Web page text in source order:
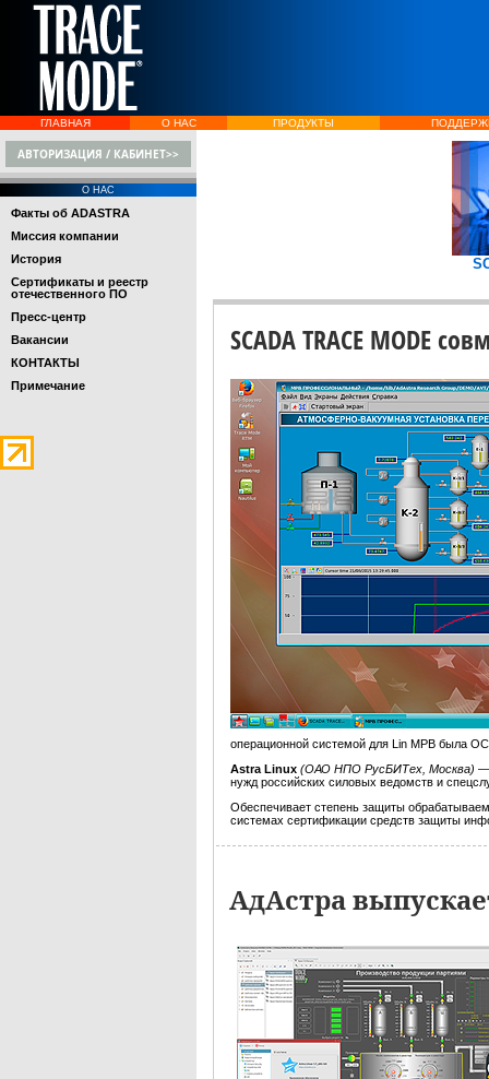
ГЛАВНАЯ О НАС ПРОДУКТЫ
АВТОРИЗАЦИЯ / КАБИНЕТ>>
О НАС
Факты об ADASTRA
Миссия компании
История
Сертификаты и реестр
отечественного ПО
Пресс-центр
Вакансии
КОНТАКТЫ
Примечание
SCADA TRACE MODE
операционной системой для Lin МРВ была
Astra Linux (ОАО НПО РусБИТех, Москва) —
нужд российских силовых ведомств и
Обеспечивает степень защиты
системах сертификации средств защиты
АдАстра